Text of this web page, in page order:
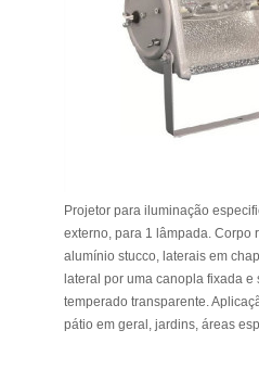
Projetor para iluminação
externo, para 1 lâmpada. Corpo
alumínio stucco, laterais em
lateral por uma canopla fixada
temperado transparente.
pátio em geral, jardins, áreas